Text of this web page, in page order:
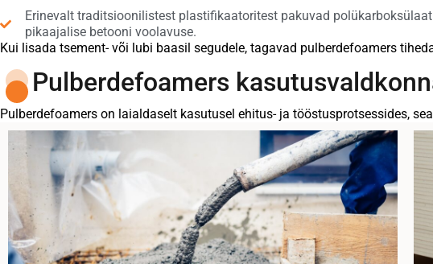
Erinevalt traditsioonilistest plastifikaatoritest pakuvad
pikaajalise betooni voolavuse.
Kui lisada tsement- või lubi baasil segudele, tagavad pulberdefoamers
Pulberdefoamers
Pulberdefoamers on laialdaselt kasutusel ehitus- ja tööstusprotsessides,